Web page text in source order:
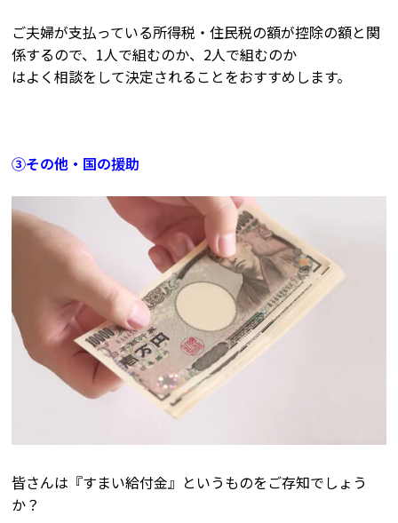
ご夫婦が支払っている所得税・住民税の額が控除の額と関
係するので、1人で組むのか、2人で組むのか
はよく相談をして決定されることをおすすめします。
③その他・国の援助
皆さんは『すまい給付金』というものをご存知でしょう
か？